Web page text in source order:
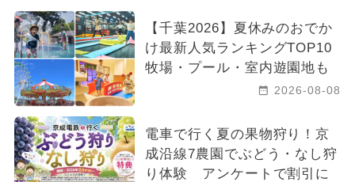
【千葉2026】夏休みのおでか
け最新人気ランキングTOP10
牧場・プール・室内遊園地も
2026-08-08
電車で行く夏の果物狩り！京
成沿線7農園でぶどう・なし狩
り体験 アンケートで割引に